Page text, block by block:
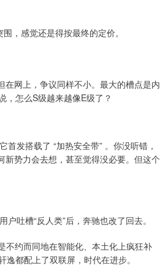
，感觉还是得按最终的定价。
在网上，争议同样不小。最大的槽点是内
，怎么S级越来越像E级了？
发搭载了 “加热安全带” 。你没听错，
势力会去想，甚至觉得没必要。但这个
吐槽“反人类”后，奔驰也改了回去。
不约而同地在智能化、本土化上疯狂补
都配上了双联屏，时代在进步。